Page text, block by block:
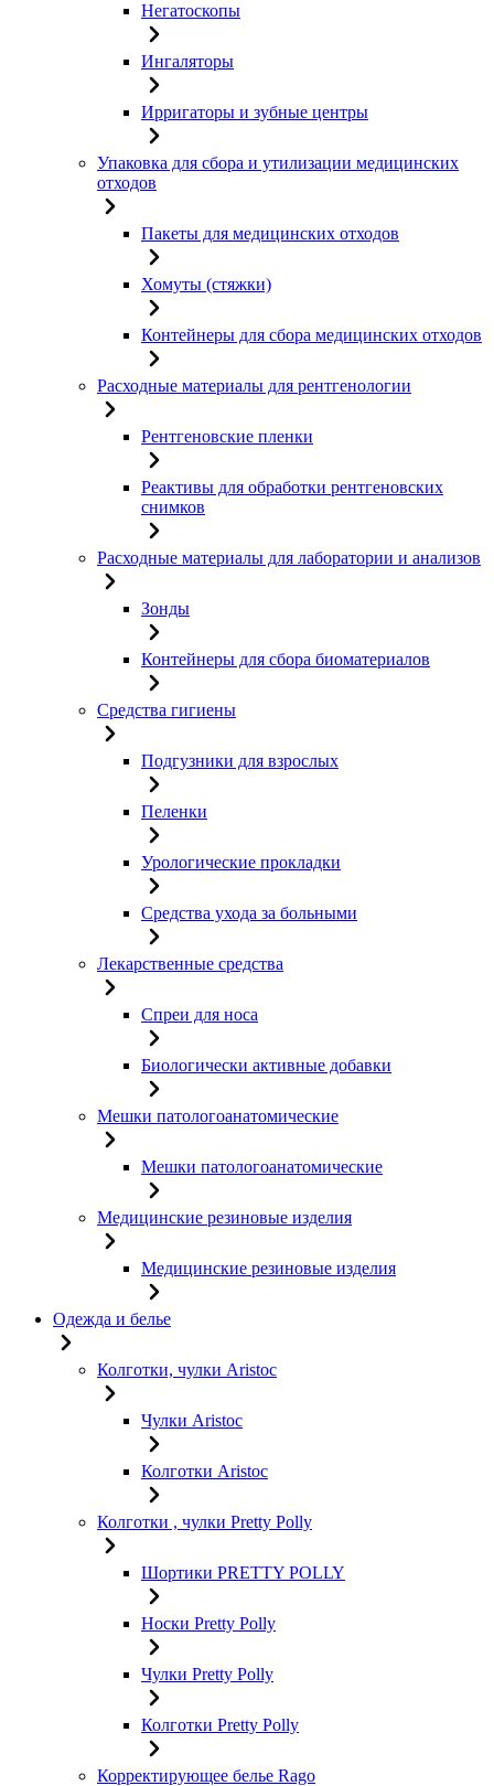
Негатоскопы
Ингаляторы
Ирригаторы и зубные центры
Упаковка для сбора и утилизации медицинских
отходов
Пакеты для медицинских отходов
Хомуты (стяжки)
Контейнеры для сбора медицинских отходов
Расходные материалы для рентгенологии
Рентгеновские пленки
Реактивы для обработки рентгеновских
снимков
Расходные материалы для лаборатории и анализов
Зонды
Контейнеры для сбора биоматериалов
Средства гигиены
Подгузники для взрослых
Пеленки
Урологические прокладки
Средства ухода за больными
Лекарственные средства
Спреи для носа
Биологически активные добавки
Мешки патологоанатомические
Мешки патологоанатомические
Медицинские резиновые изделия
Медицинские резиновые изделия
Одежда и белье
Колготки, чулки Aristoc
Чулки Aristoc
Колготки Aristoc
Колготки , чулки Pretty Polly
Шортики PRETTY POLLY
Носки Pretty Polly
Чулки Pretty Polly
Колготки Pretty Polly
Корректирующее белье Rago